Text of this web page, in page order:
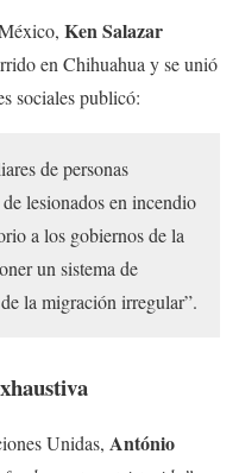
Ken Salazar
en Chihuahua y se unió
sociales publicó:
de personas
lesionados en incendio
a los gobiernos de la
un sistema de
la migración irregular”.
Unidas, António